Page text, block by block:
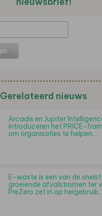
Gerelateerd nieuws
Arcadis en Jupiter
introduceren het PRICE-
om organisaties te helpen…
E-waste is een van de snelst
groeiende afvalstromen ter
PreZero zet in op